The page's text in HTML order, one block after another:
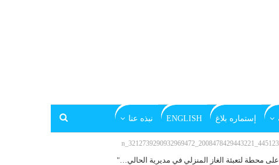
إستماره بلاغ ENGLISH نبذه عنا
محطة لتعبئة الغاز المنزلي في مديرية الحالي…"